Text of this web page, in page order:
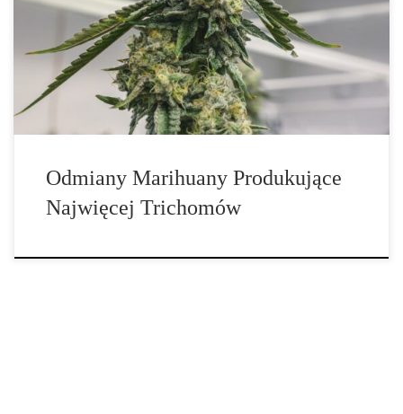
trichomów, jeśli wybierzesz odpowiednią odmianę. Istnieje zbyt
wiele odmian, które zawierają dużo żywicy, ale tutaj podzielimy
się tylko kilkoma z nich! Najlepsze odmiany marihuany z dużą
ilością trichomów 1. G13. Jeśli masz ochotę […]
Odmiany Marihuany Produkujące
Najwięcej Trichomów